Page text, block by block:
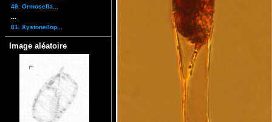
49. Ormosella...
81. Xystonellop...
Image aléatoire